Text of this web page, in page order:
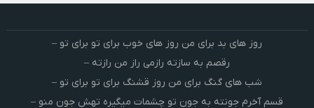
روز های بد برای من روز های خوب برای تو برای تو –
رقصم به سازته رازمی راز من رازته –
شب های گنگ برای من روز قشنگ برای تو برای تو –
قسم آخرم جونته به جون تو چشمات میگیره تهش جون منو –